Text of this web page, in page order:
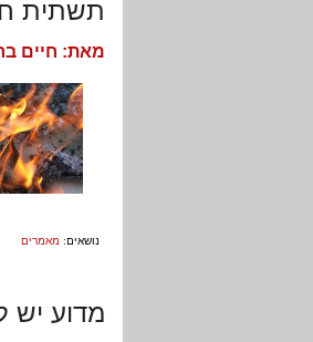
תשתית
מאת: חיים
נושאים: מאמרים
מדוע יש